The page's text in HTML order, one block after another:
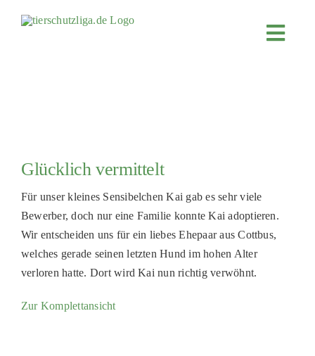
KOOPERATIONEN
4KIDS
TIERHEIMTIERE
Glücklich vermittelt
Für unser kleines Sensibelchen Kai gab es sehr viele
Bewerber, doch nur eine Familie konnte Kai adoptieren.
Wir entscheiden uns für ein liebes Ehepaar aus Cottbus,
welches gerade seinen letzten Hund im hohen Alter
verloren hatte. Dort wird Kai nun richtig verwöhnt.
Zur Komplettansicht